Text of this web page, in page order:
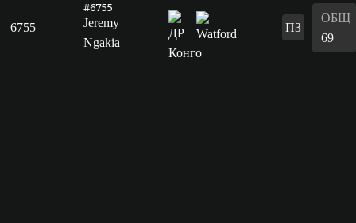
6755
#6755
Jeremy
Ngakia
ПЗ
ОБЩ
69